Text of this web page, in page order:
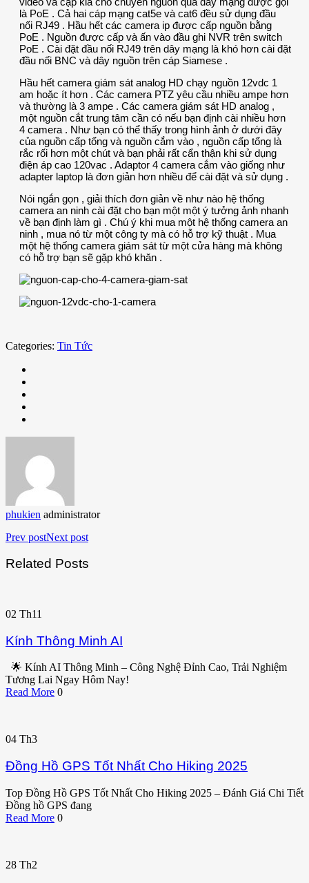
là PoE . Cả hai cáp mạng cat5e và cat6 đều sử dụng đầu
nối RJ49 . Hầu hết các camera ip được cấp nguồn bằng
PoE . Nguồn được cấp và ấn vào đầu ghi NVR trên switch
PoE . Cài đặt đầu nối RJ49 trên dây mạng là khó hơn cài đặt
đầu nối BNC và dây nguồn trên cáp Siamese .
Hầu hết camera giám sát analog HD chạy nguồn 12vdc 1
am hoặc ít hơn . Các camera PTZ yêu cầu nhiều ampe hơn
và thường là 3 ampe . Các camera giám sát HD analog ,
một nguồn cắt trung tâm cần có nếu bạn định cài nhiều hơn
4 camera . Như bạn có thể thấy trong hình ảnh ở dưới đây
của nguồn cấp tổng và nguồn cắm vào , nguồn cấp tổng là
rắc rối hơn một chút và bạn phải rất cẩn thận khi sử dụng
điện áp cao 120vac . Adaptor 4 camera cắm vào giống như
adapter laptop là đơn giản hơn nhiều để cài đặt và sử dụng .
Nói ngắn gọn , giải thích đơn giản về như nào hệ thống
camera an ninh cài đặt cho bạn một một ý tưởng ảnh nhanh
về bạn định làm gì . Chú ý khi mua một hệ thống camera an
ninh , mua nó từ một công ty mà có hỗ trợ kỹ thuật . Mua
một hệ thống camera giám sát từ một cửa hàng mà không
có hỗ trợ bạn sẽ gặp khó khăn .
Categories: Tin Tức
phukien administrator
Prev postNext post
Related Posts
02 Th11
Kính Thông Minh AI
🌟 Kính AI Thông Minh – Công Nghệ Đỉnh Cao, Trải Nghiệm
Tương Lai Ngay Hôm Nay!
Read More 0
04 Th3
Đồng Hồ GPS Tốt Nhất Cho Hiking 2025
Top Đồng Hồ GPS Tốt Nhất Cho Hiking 2025 – Đánh Giá Chi Tiết
Đồng hồ GPS đang
Read More 0
28 Th2